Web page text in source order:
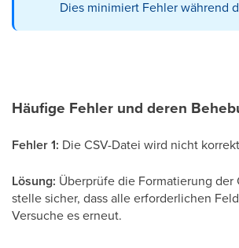
Dies minimiert Fehler während
Häufige Fehler und deren
Fehler 1: Die CSV-Datei wird nicht
Lösung: Überprüfe die Formatierung der
stelle sicher, dass alle erforderlichen
Versuche es erneut.